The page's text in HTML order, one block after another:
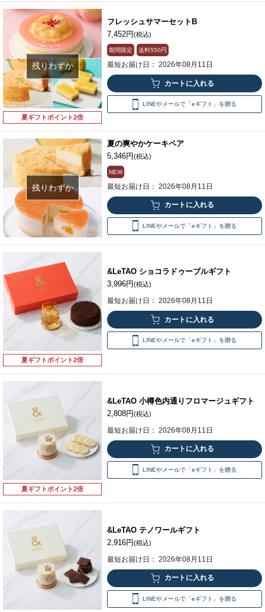
残りわずか
夏ギフトポイント2倍
フレッシュサマーセットB
7,452円(税込)
期間限定 送料550円
最短お届け日： 2026年08月11日
LINEやメールで「eギフト」を贈る
残りわずか
夏の爽やかケーキペア
5,346円(税込)
NEW
最短お届け日： 2026年08月11日
LINEやメールで「eギフト」を贈る
夏ギフトポイント2倍
&LeTAO ショコラドゥーブルギフト
3,996円(税込)
最短お届け日： 2026年08月11日
LINEやメールで「eギフト」を贈る
夏ギフトポイント2倍
&LeTAO 小樽色内通りフロマージュギフト
2,808円(税込)
最短お届け日： 2026年08月11日
LINEやメールで「eギフト」を贈る
&LeTAO テノワールギフト
2,916円(税込)
最短お届け日： 2026年08月11日
LINEやメールで「eギフト」を贈る